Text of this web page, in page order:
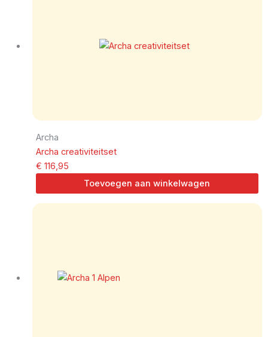
Archa
Archa creativiteitset
€ 116,95
Toevoegen aan winkelwagen